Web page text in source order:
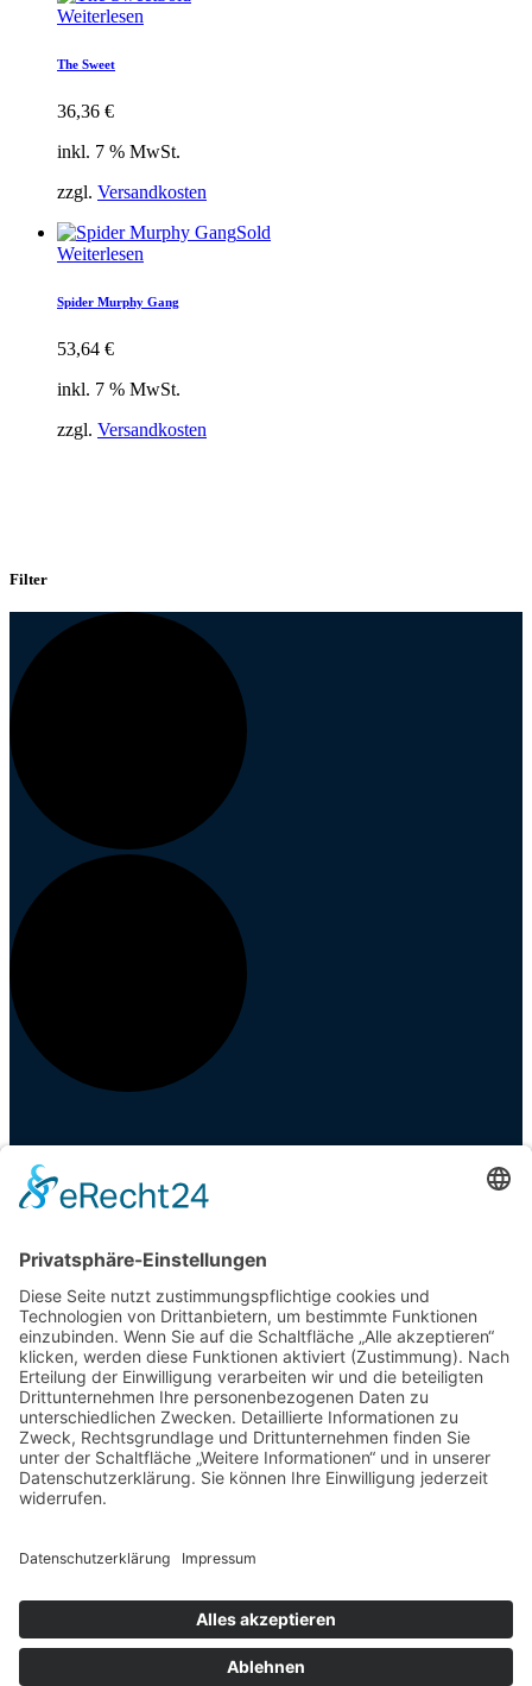
Weiterlesen
The Sweet
36,36 €
inkl. 7 % MwSt.
zzgl. Versandkosten
Sold
Weiterlesen
Spider Murphy Gang
53,64 €
inkl. 7 % MwSt.
zzgl. Versandkosten
Filter
Veranstaltungen
Partner
Shop
Über uns
Newsletter
AGB
Zahlung und Versand
Impressum
Kontakt
, All Rights Reserved